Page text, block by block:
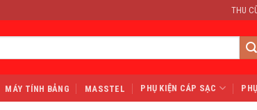
THU
MÁY TÍNH BẢNG MASSTEL PHỤ KIỆN CÁP SẠC